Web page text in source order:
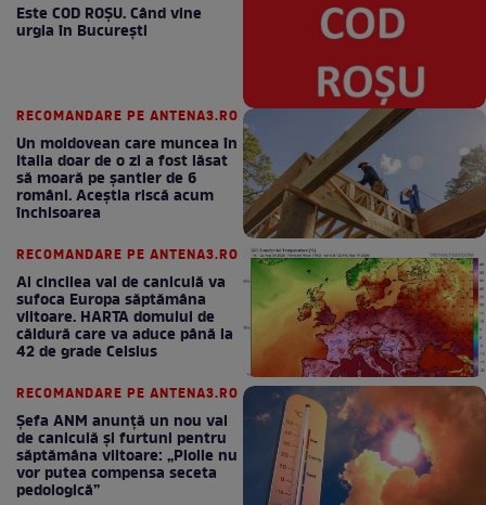
Este COD ROŞU. Când vine
urgia în Bucureşti
RECOMANDARE PE ANTENA3.RO
Un moldovean care muncea în
Italia doar de o zi a fost lăsat
să moară pe şantier de 6
români. Aceștia riscă acum
închisoarea
RECOMANDARE PE ANTENA3.RO
Al cincilea val de caniculă va
sufoca Europa săptămâna
viitoare. HARTA domului de
căldură care va aduce până la
42 de grade Celsius
RECOMANDARE PE ANTENA3.RO
Șefa ANM anunță un nou val
de caniculă și furtuni pentru
săptămâna viitoare: „Ploile nu
vor putea compensa seceta
pedologică”